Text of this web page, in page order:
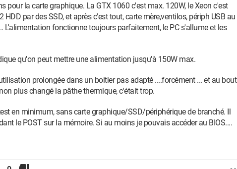
pour la carte graphique. La GTX 1060 c'est max. 120W, le Xeon c'est
HDD par des SSD, et après c'est tout, carte mère,ventilos, périph USB au
L'alimentation fonctionne toujours parfaitement, le PC s'allume et les
qu'on peut mettre une alimentation jusqu'à 150W max.
prolongée dans un boitier pas adapté ....forcément ... et au bout
plus changé la pâthe thermique, c'était trop.
en minimum, sans carte graphique/SSD/périphérique de branché. Il
le POST sur la mémoire. Si au moins je pouvais accéder au BIOS....